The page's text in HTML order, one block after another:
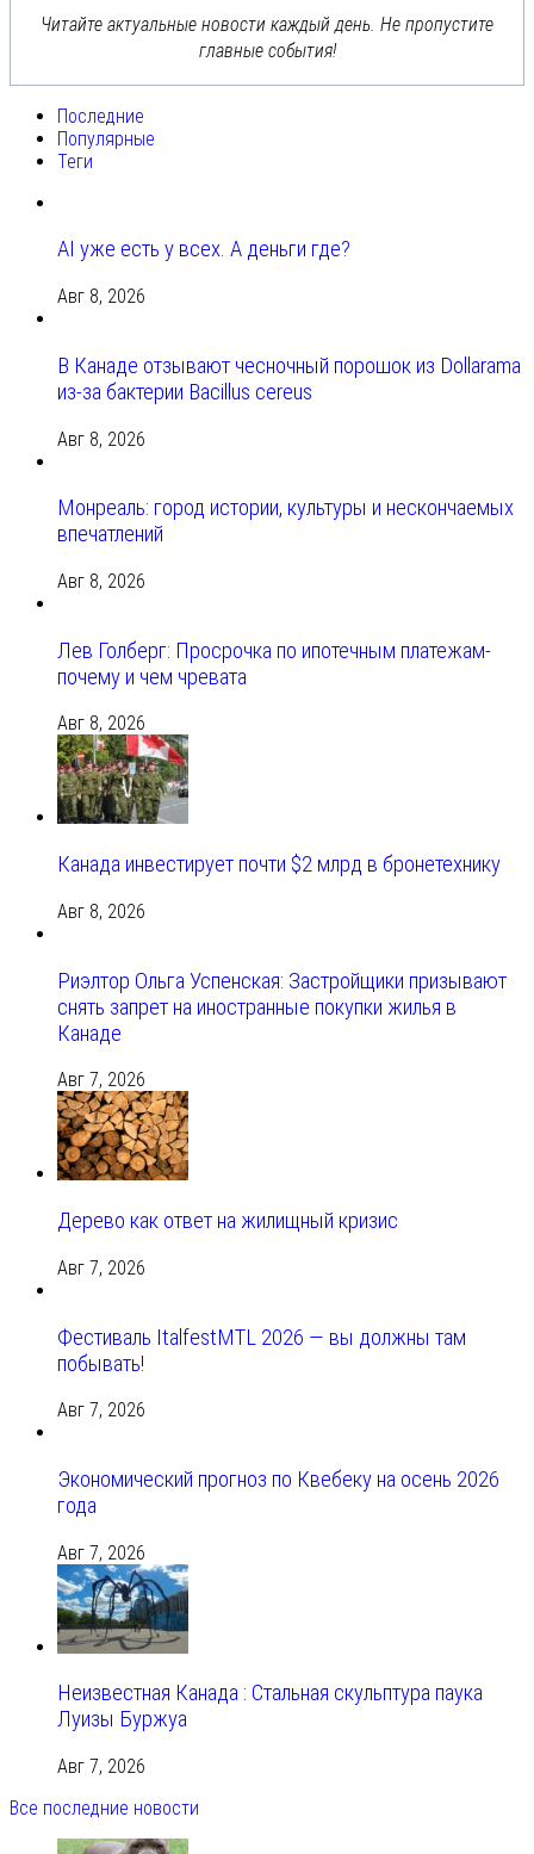
Читайте актуальные новости каждый день. Не пропустите
главные события!
Последние
Популярные
Теги
AI уже есть у всех. А деньги где?
Авг 8, 2026
В Канаде отзывают чесночный порошок из Dollarama
из-за бактерии Bacillus cereus
Авг 8, 2026
Монреаль: город истории, культуры и нескончаемых
впечатлений
Авг 8, 2026
Лев Голберг: Просрочка по ипотечным платежам-
почему и чем чревата
Авг 8, 2026
Канада инвестирует почти $2 млрд в бронетехнику
Авг 8, 2026
Риэлтор Ольга Успенская: Застройщики призывают
снять запрет на иностранные покупки жилья в
Канаде
Авг 7, 2026
Дерево как ответ на жилищный кризис
Авг 7, 2026
Фестиваль ItalfestMTL 2026 — вы должны там
побывать!
Авг 7, 2026
Экономический прогноз по Квебеку на осень 2026
года
Авг 7, 2026
Неизвестная Канада : Стальная скульптура паука
Луизы Буржуа
Авг 7, 2026
Все последние новости